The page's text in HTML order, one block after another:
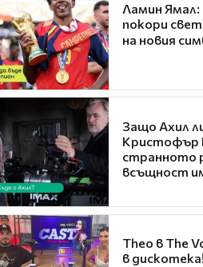
Ламин
покори
на новия
Защо Ахил
Кристофър
странното
всъщност
Theo в The
в